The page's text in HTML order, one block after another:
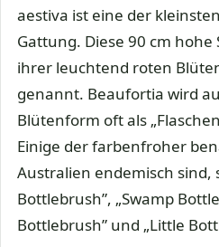
aestiva ist eine der
Gattung. Diese 90 cm
ihrer leuchtend roten
genannt. Beaufortia wird
Blütenform oft als
Einige der farbenfroher
Australien endemisch sind,
Bottlebrush”, „Swamp
Bottlebrush” und „Little